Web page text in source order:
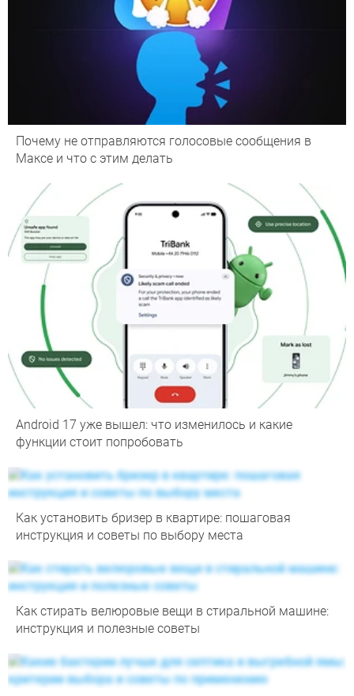
Почему не отправляются голосовые сообщения в
Максе и что с этим делать
Android 17 уже вышел: что изменилось и какие
функции стоит попробовать
Как установить бризер в квартире: пошаговая
инструкция и советы по выбору места
Как стирать велюровые вещи в стиральной машине:
инструкция и полезные советы